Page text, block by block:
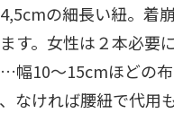
の細長い紐。着
す。女性は２本必要
…幅10〜15cmほどの
なければ腰紐で代用